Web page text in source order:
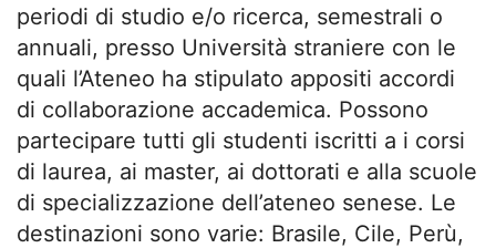
periodi di studio e/o ricerca, semestrali o
annuali, presso Università straniere con le
quali l’Ateneo ha stipulato appositi accordi
di collaborazione accademica. Possono
partecipare tutti gli studenti iscritti a i corsi
di laurea, ai master, ai dottorati e alla scuole
di specializzazione dell’ateneo senese. Le
destinazioni sono varie: Brasile, Cile, Perù,